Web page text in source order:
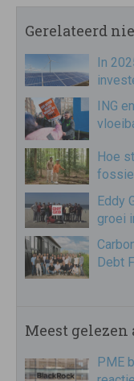
Gerelateerd
In
ING
Hoe
Eddy
groei
Debt
Meest
PME